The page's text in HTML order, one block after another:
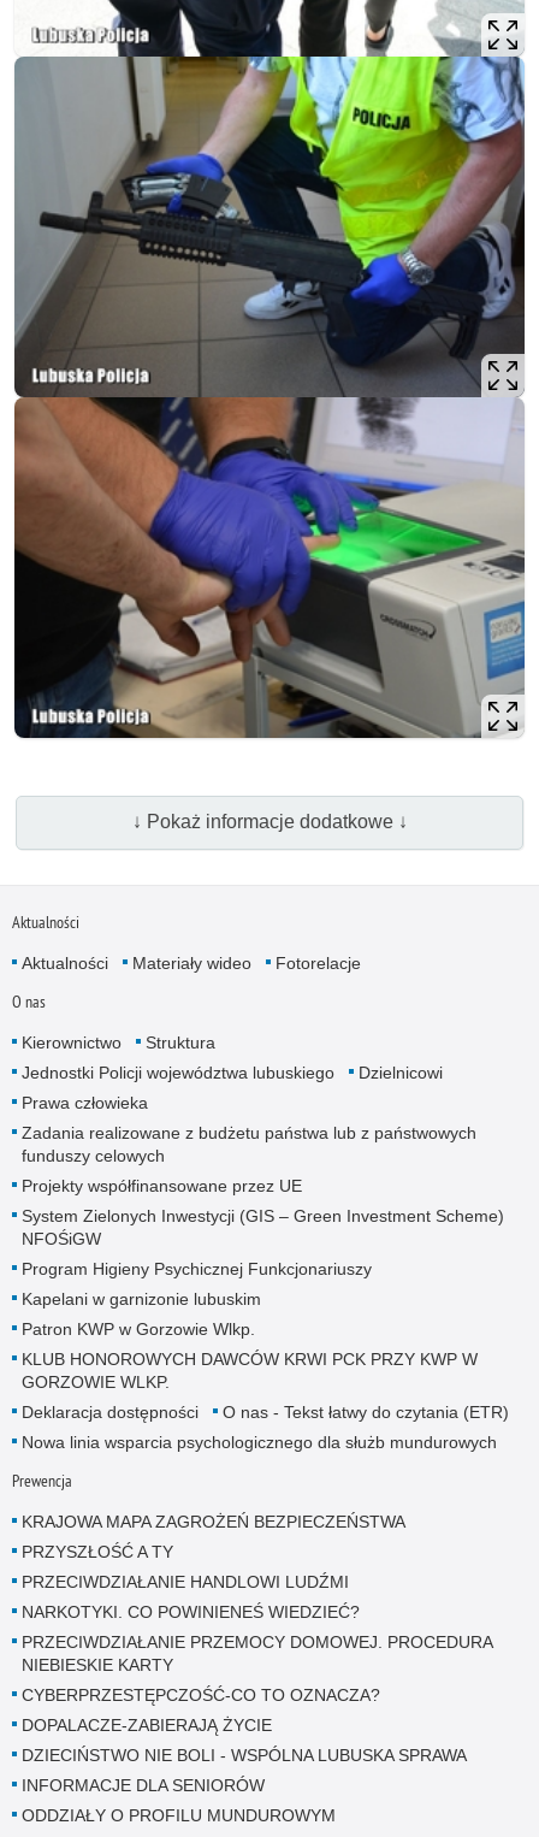
↓ Pokaż informacje dodatkowe ↓
Aktualności
Aktualności Materiały wideo Fotorelacje
O nas
Kierownictwo
Struktura
Jednostki Policji województwa lubuskiego
Dzielnicowi
Prawa człowieka
Zadania realizowane z budżetu państwa lub z państwowych
funduszy celowych
Projekty współfinansowane przez UE
System Zielonych Inwestycji (GIS – Green Investment Scheme)
NFOŚiGW
Program Higieny Psychicznej Funkcjonariuszy
Kapelani w garnizonie lubuskim
Patron KWP w Gorzowie Wlkp.
KLUB HONOROWYCH DAWCÓW KRWI PCK PRZY KWP W
GORZOWIE WLKP.
Deklaracja dostępności
O nas - Tekst łatwy do czytania (ETR)
Nowa linia wsparcia psychologicznego dla służb mundurowych
Prewencja
KRAJOWA MAPA ZAGROŻEŃ BEZPIECZEŃSTWA
PRZYSZŁOŚĆ A TY
PRZECIWDZIAŁANIE HANDLOWI LUDŹMI
NARKOTYKI. CO POWINIENEŚ WIEDZIEĆ?
PRZECIWDZIAŁANIE PRZEMOCY DOMOWEJ. PROCEDURA
NIEBIESKIE KARTY
CYBERPRZESTĘPCZOŚĆ-CO TO OZNACZA?
DOPALACZE-ZABIERAJĄ ŻYCIE
DZIECIŃSTWO NIE BOLI - WSPÓLNA LUBUSKA SPRAWA
INFORMACJE DLA SENIORÓW
ODDZIAŁY O PROFILU MUNDUROWYM